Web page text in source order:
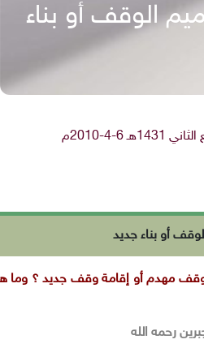
الوقف أو بناء
أو بناء جديد
مهدم أو إقامة وقف جديد ؟ وما
رحمه الله